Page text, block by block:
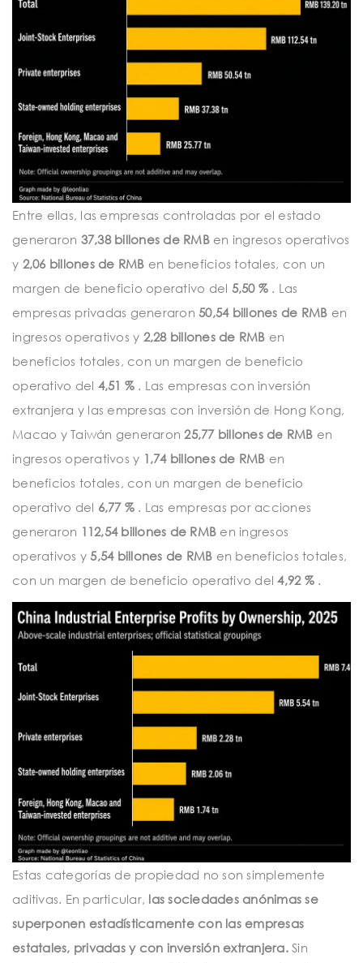
Entre ellas, las empresas controladas por el estado
generaron 37,38 billones de RMB en ingresos operativos
y 2,06 billones de RMB en beneficios totales, con un
margen de beneficio operativo del 5,50 % . Las
empresas privadas generaron 50,54 billones de RMB en
ingresos operativos y 2,28 billones de RMB en
beneficios totales, con un margen de beneficio
operativo del 4,51 % . Las empresas con inversión
extranjera y las empresas con inversión de Hong Kong,
Macao y Taiwán generaron25,77 billones de RMB en
ingresos operativos y 1,74 billones de RMB en
beneficios totales, con un margen de beneficio
operativo del 6,77 % . Las empresas por acciones
generaron 112,54 billones de RMB en ingresos
operativos y5,54 billones de RMB en beneficios totales,
con un margen de beneficio operativo del4,92 % .
Estas categorías de propiedad no son simplemente
aditivas. En particular, las sociedades anónimas se
superponen estadísticamente con las empresas
estatales, privadas y con inversión extranjera. Sin